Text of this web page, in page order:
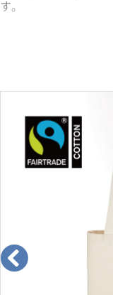
す。
当製品に使用されて
から基準に従って調
▼国際フェアトレー
国際フェアトレード
ら、輸出入、加工、
製品」として完成品
ドラベル機構（
トレード基準が守ら
つまり、この商品は